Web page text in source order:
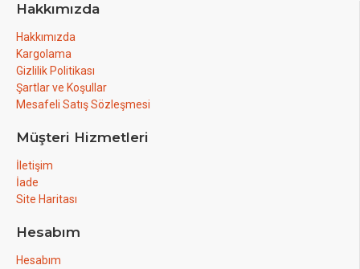
Hakkımızda
Hakkımızda
Kargolama
Gizlilik Politikası
Şartlar ve Koşullar
Mesafeli Satış Sözleşmesi
Müşteri Hizmetleri
İletişim
İade
Site Haritası
Hesabım
Hesabım